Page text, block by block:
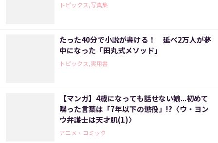
トピックス,写真集
たった40分で小説が書ける！ 延べ2万人が夢
中になった「田丸式メソッド」
トピックス,実用書
【マンガ】4歳になっても話せない娘...初めて
喋った言葉は「7年以下の懲役」!?〈ウ・ヨン
ウ弁護士は天才肌(1)〉
アニメ・コミック